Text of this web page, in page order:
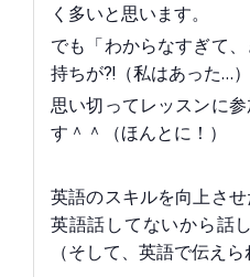
く多いと思います。
でも「わからなすぎて
持ちが⁈（私はあった…）
思い切ってレッスンに
す＾＾（ほんとに！）
英語のスキルを向上さ
英語話してないから話
（そして、英語で伝え